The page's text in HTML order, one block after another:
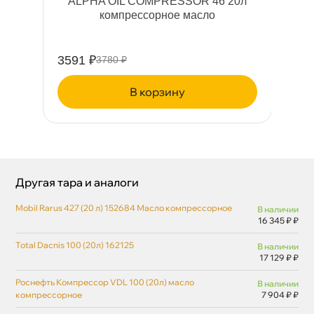
компрессорное масло
3591 ₽3780 ₽
корзину
Другая тара и аналоги
Mobil Rarus 427 (20 л) 152684 Масло компрессорное
наличии
16 345 ₽ ₽
Total Dacnis 100 (20л) 162125
наличии
17 129 ₽ ₽
Роснефть Компрессор VDL 100 (20л) масло
компрессорное
наличии
7 904 ₽ ₽